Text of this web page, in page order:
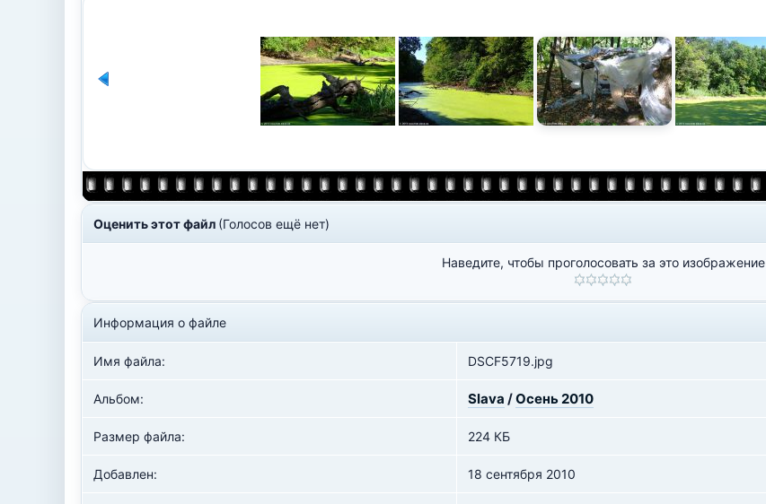
Оценить этот файл (Голосов ещё нет)
Наведите, чтобы проголосовать за это изображение
Информация о файле
Имя файла: DSCF5719.jpg
Альбом: Slava /Осень 2010
Размер файла: 224 КБ
Добавлен: 18 сентября 2010